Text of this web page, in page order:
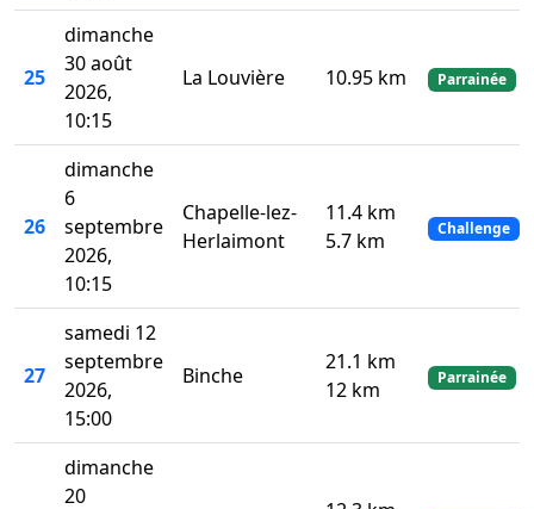
25
dimanche
30 août
2026,
10:15
La Louvière 10.95 km Parrainée
26
dimanche
6
septembre
2026,
10:15
Chapelle-lez-
Herlaimont
11.4 km
5.7 km
Challenge
27
samedi 12
septembre
2026,
15:00
Binche
21.1 km
12 km
Parrainée
dimanche
20